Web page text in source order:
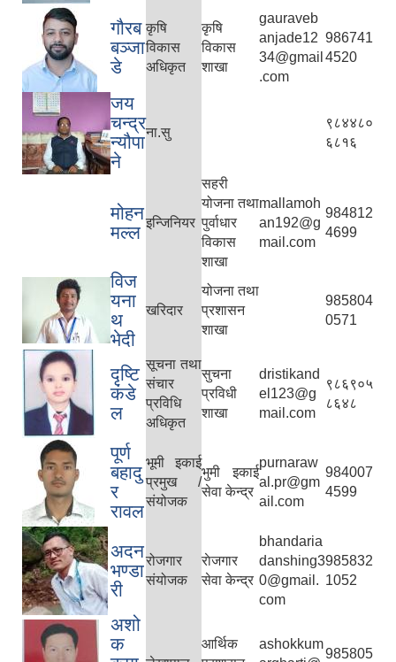
गौरब
बञ्जा
डे
कृषि
विकास
अधिकृत
कृषि
विकास
शाखा
gauraveb
anjade12
34@gmail
.com
986741
4520
जय
चन्द्र
न्यौपा
ने
ना.सु
९८४४८०
६८१६
मोहन
मल्ल इन्जिनियर
सहरी
योजना तथा
पुर्वाधार
विकास
शाखा
mallamoh
an192@g
mail.com
984812
4699
विज
यना
थ
भेदी
खरिदार
योजना तथा
प्रशासन
शाखा
985804
0571
दृष्टि
कंडे
ल
सूचना तथा
संचार
प्रविधि
अधिकृत
सुचना
प्रविधी
शाखा
dristikand
el123@g
mail.com
९८६९०५
८६४८
पूर्ण
बहादु
र
रावल
भूमी इकाई
प्रमुख /
संयोजक
भुमी इकाई
सेवा केन्द्र
purnaraw
al.pr@gm
ail.com
984007
4599
अदन
भण्डा
री
रोजगार
संयोजक
राेजगार
सेवा केन्द्र
bhandaria
danshing3
0@gmail.
com
985832
1052
अशो
क
आर्थिक
ashokkum
985805